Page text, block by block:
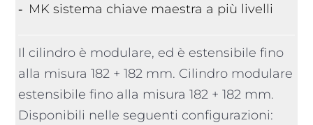
MK sistema chiave maestra a più livelli
Il cilindro è modulare, ed è estensibile fino
alla misura 182 + 182 mm. Cilindro modulare
estensibile fino alla misura 182 + 182 mm.
Disponibili nelle seguenti configurazioni: